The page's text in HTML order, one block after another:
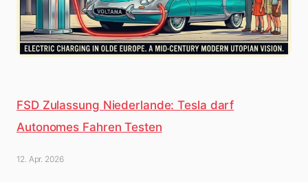
FSD Zulassung Niederlande: Tesla darf
Autonomes Fahren Testen
12. Apr. 2026